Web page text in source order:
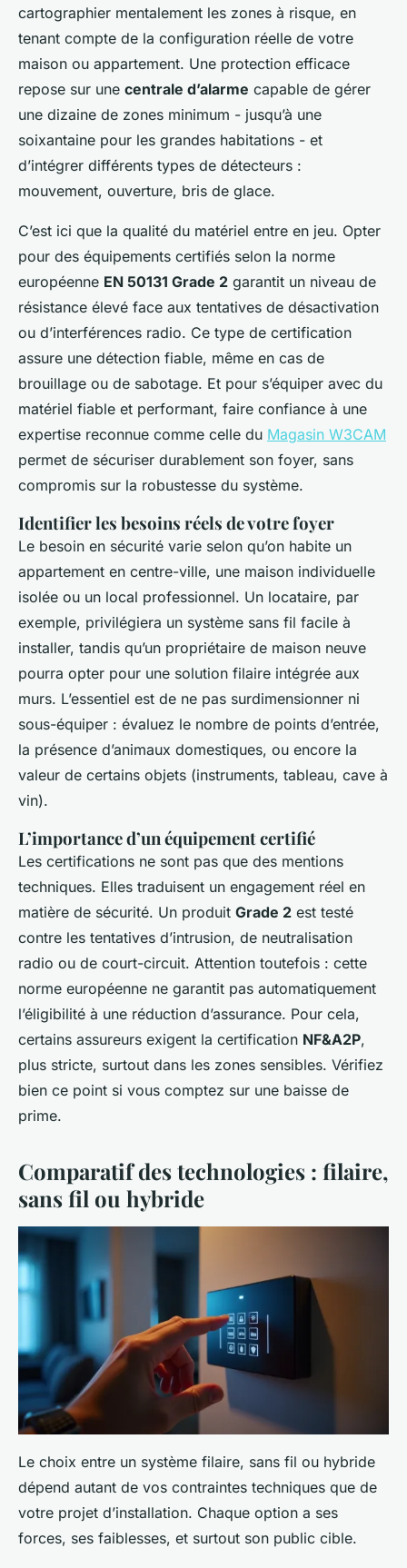
cartographier mentalement les zones à risque, en
tenant compte de la configuration réelle de votre
maison ou appartement. Une protection efficace
repose sur une centrale d’alarme capable de gérer
une dizaine de zones minimum - jusqu’à une
soixantaine pour les grandes habitations - et
d’intégrer différents types de détecteurs :
mouvement, ouverture, bris de glace.
C’est ici que la qualité du matériel entre en jeu. Opter
pour des équipements certifiés selon la norme
européenne EN 50131 Grade 2 garantit un niveau de
résistance élevé face aux tentatives de désactivation
ou d’interférences radio. Ce type de certification
assure une détection fiable, même en cas de
brouillage ou de sabotage. Et pour s’équiper avec du
matériel fiable et performant, faire confiance à une
expertise reconnue comme celle du Magasin W3CAM
permet de sécuriser durablement son foyer, sans
compromis sur la robustesse du système.
Identifier les besoins réels de votre foyer
Le besoin en sécurité varie selon qu’on habite un
appartement en centre-ville, une maison individuelle
isolée ou un local professionnel. Un locataire, par
exemple, privilégiera un système sans fil facile à
installer, tandis qu’un propriétaire de maison neuve
pourra opter pour une solution filaire intégrée aux
murs. L’essentiel est de ne pas surdimensionner ni
sous-équiper : évaluez le nombre de points d’entrée,
la présence d’animaux domestiques, ou encore la
valeur de certains objets (instruments, tableau, cave à
vin).
L’importance d’un équipement certifié
Les certifications ne sont pas que des mentions
techniques. Elles traduisent un engagement réel en
matière de sécurité. Un produit Grade 2 est testé
contre les tentatives d’intrusion, de neutralisation
radio ou de court-circuit. Attention toutefois : cette
norme européenne ne garantit pas automatiquement
l’éligibilité à une réduction d’assurance. Pour cela,
certains assureurs exigent la certification NF&A2P,
plus stricte, surtout dans les zones sensibles. Vérifiez
bien ce point si vous comptez sur une baisse de
prime.
Comparatif des technologies : filaire,
sans fil ou hybride
Le choix entre un système filaire, sans fil ou hybride
dépend autant de vos contraintes techniques que de
votre projet d’installation. Chaque option a ses
forces, ses faiblesses, et surtout son public cible.